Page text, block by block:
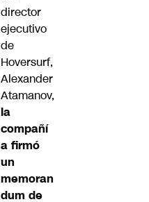
director
ejecutivo
de
Hoversurf,
Alexander
Atamanov,
la
compañí
a firmó
un
memoran
dum de